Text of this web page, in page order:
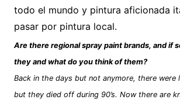
todo el mundo y pintura aficionada
pasar por pintura local.
Are there regional spray paint brands, and if
they and what do you think of them?
Back in the days but not anymore, there were
but they died off during 90’s. Now there are